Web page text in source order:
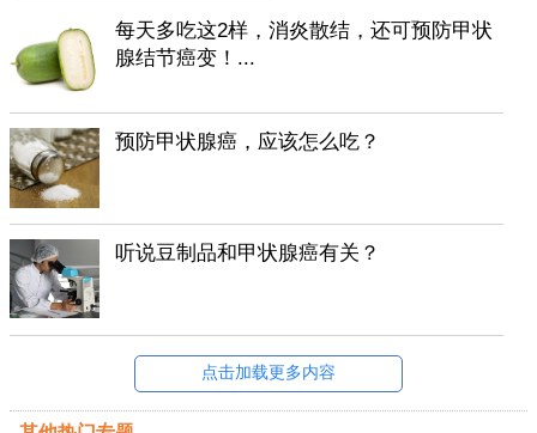
每天多吃这2样，消炎散结，还可预防甲状
腺结节癌变！...
预防甲状腺癌，应该怎么吃？
听说豆制品和甲状腺癌有关？
点击加载更多内容